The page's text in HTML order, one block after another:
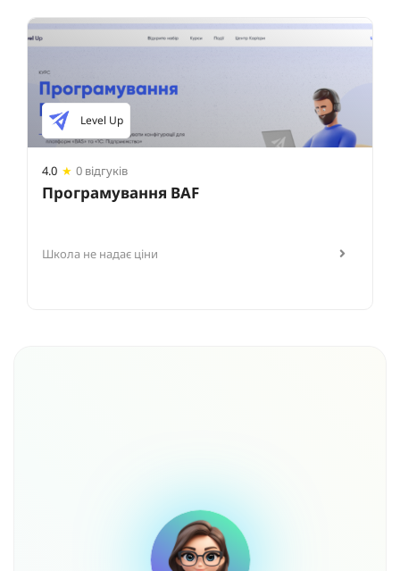
Level Up
4.0 ★ 0 відгуків
Програмування BAF
Школа не надає ціни